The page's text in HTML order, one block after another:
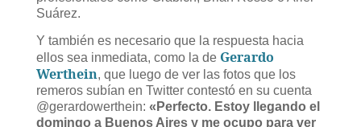
Suárez.
Y también es necesario que la respuesta hacia
ellos sea inmediata, como la de Gerardo
Werthein, que luego de ver las fotos que los
remeros subían en Twitter contestó en su cuenta
@gerardowerthein: «Perfecto. Estoy llegando el
domingo a Buenos Aires y me ocupo para ver